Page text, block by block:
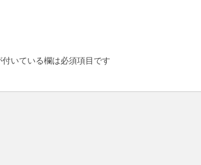
付いている欄は必須項目です